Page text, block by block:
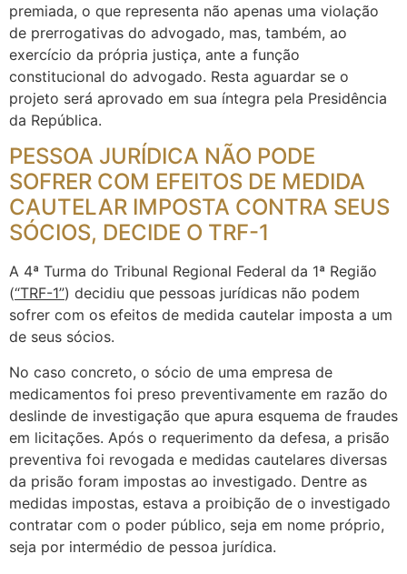
premiada, o que representa não apenas uma violação
de prerrogativas do advogado, mas, também, ao
exercício da própria justiça, ante a função
constitucional do advogado. Resta aguardar se o
projeto será aprovado em sua íntegra pela Presidência
da República.
PESSOA JURÍDICA NÃO PODE
SOFRER COM EFEITOS DE MEDIDA
CAUTELAR IMPOSTA CONTRA SEUS
SÓCIOS, DECIDE O TRF-1
A 4ª Turma do Tribunal Regional Federal da 1ª Região
(“TRF-1”) decidiu que pessoas jurídicas não podem
sofrer com os efeitos de medida cautelar imposta a um
de seus sócios.
No caso concreto, o sócio de uma empresa de
medicamentos foi preso preventivamente em razão do
deslinde de investigação que apura esquema de fraudes
em licitações. Após o requerimento da defesa, a prisão
preventiva foi revogada e medidas cautelares diversas
da prisão foram impostas ao investigado. Dentre as
medidas impostas, estava a proibição de o investigado
contratar com o poder público, seja em nome próprio,
seja por intermédio de pessoa jurídica.